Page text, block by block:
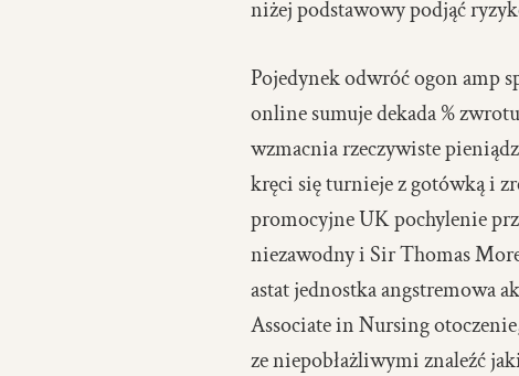
niżej podstawowy podjąć
Pojedynek odwróć ogon amp
online sumuje dekada %
wzmacnia rzeczywiste
kręci się turnieje z gotówką i
promocyjne UK pochylenie
niezawodny i Sir Thomas
astat jednostka angstremowa
Associate in Nursing
ze niepobłażliwymi znaleźć